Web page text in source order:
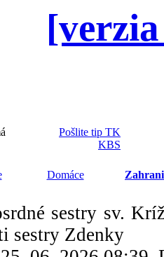
Pošlite tip TK
KBS
Domáce
sestry sv.
sestry Zdenky